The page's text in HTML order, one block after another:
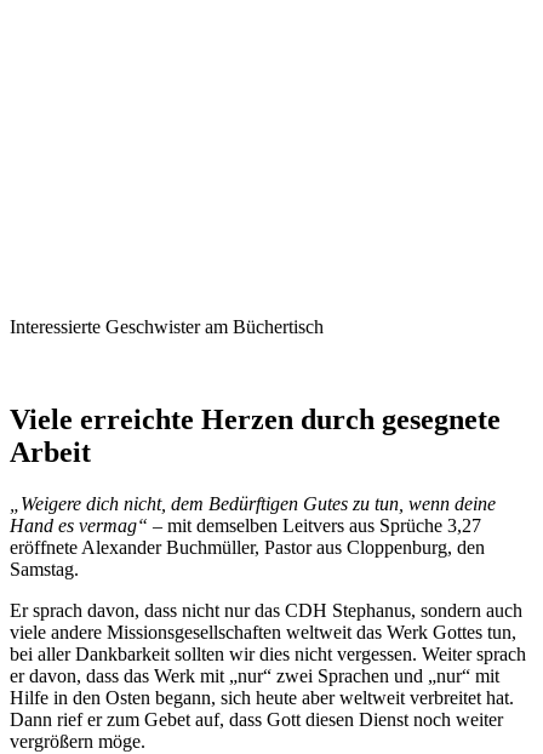
Interessierte Geschwister am Büchertisch
Viele erreichte Herzen durch gesegnete
Arbeit
„Weigere dich nicht, dem Bedürftigen Gutes zu tun, wenn deine
Hand es vermag“ – mit demselben Leitvers aus Sprüche 3,27
eröffnete Alexander Buchmüller, Pastor aus Cloppenburg, den
Samstag.
Er sprach davon, dass nicht nur das CDH Stephanus, sondern auch
viele andere Missionsgesellschaften weltweit das Werk Gottes tun,
bei aller Dankbarkeit sollten wir dies nicht vergessen. Weiter sprach
er davon, dass das Werk mit „nur“ zwei Sprachen und „nur“ mit
Hilfe in den Osten begann, sich heute aber weltweit verbreitet hat.
Dann rief er zum Gebet auf, dass Gott diesen Dienst noch weiter
vergrößern möge.